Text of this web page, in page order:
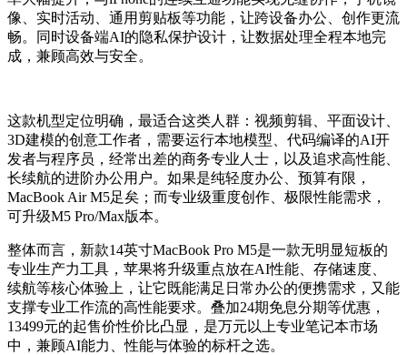
像、实时活动、通用剪贴板等功能，让跨设备办公、创作更流
畅。同时设备端AI的隐私保护设计，让数据处理全程本地完
成，兼顾高效与安全。
这款机型定位明确，最适合这类人群：视频剪辑、平面设计、
3D建模的创意工作者，需要运行本地模型、代码编译的AI开
发者与程序员，经常出差的商务专业人士，以及追求高性能、
长续航的进阶办公用户。如果是纯轻度办公、预算有限，
MacBook Air M5足矣；而专业级重度创作、极限性能需求，
可升级M5 Pro/Max版本。
整体而言，新款14英寸MacBook Pro M5是一款无明显短板的
专业生产力工具，苹果将升级重点放在AI性能、存储速度、
续航等核心体验上，让它既能满足日常办公的便携需求，又能
支撑专业工作流的高性能要求。叠加24期免息分期等优惠，
13499元的起售价性价比凸显，是万元以上专业笔记本市场
中，兼顾AI能力、性能与体验的标杆之选。